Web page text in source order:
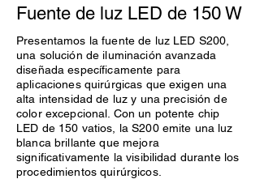
Fuente de luz LED de 150 W
Presentamos la fuente de luz LED S200,
una solución de iluminación avanzada
diseñada específicamente para
aplicaciones quirúrgicas que exigen una
alta intensidad de luz y una precisión de
color excepcional. Con un potente chip
LED de 150 vatios, la S200 emite una luz
blanca brillante que mejora
significativamente la visibilidad durante los
procedimientos quirúrgicos.